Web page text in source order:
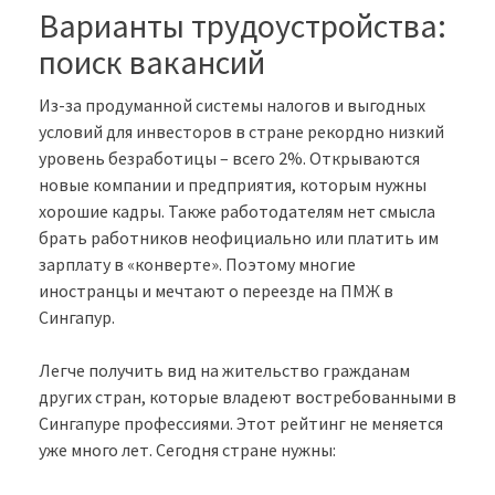
Варианты трудоустройства:
поиск вакансий
Из-за продуманной системы налогов и выгодных
условий для инвесторов в стране рекордно низкий
уровень безработицы – всего 2%. Открываются
новые компании и предприятия, которым нужны
хорошие кадры. Также работодателям нет смысла
брать работников неофициально или платить им
зарплату в «конверте». Поэтому многие
иностранцы и мечтают о переезде на ПМЖ в
Сингапур.
Легче получить вид на жительство гражданам
других стран, которые владеют востребованными в
Сингапуре профессиями. Этот рейтинг не меняется
уже много лет. Сегодня стране нужны: